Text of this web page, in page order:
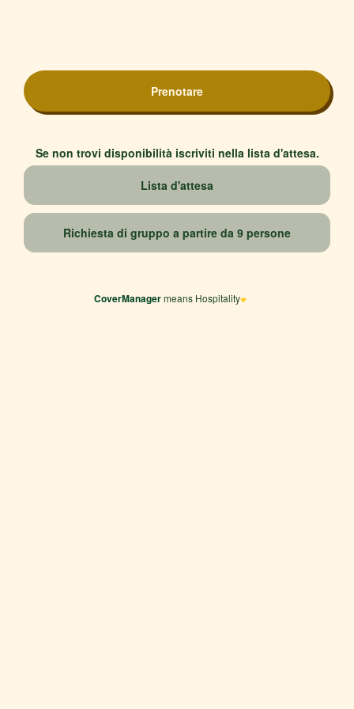
Se non trovi disponibilità iscriviti nella lista d'attesa.
CoverManagermeans Hospitality